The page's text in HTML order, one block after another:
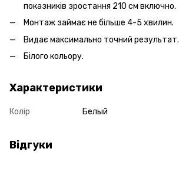
показників зростання 210 см включно.
Монтаж займає не більше 4-5 хвилин.
Видає максимально точний результат.
Білого кольору.
Характеристики
Колір Белый
Відгуки